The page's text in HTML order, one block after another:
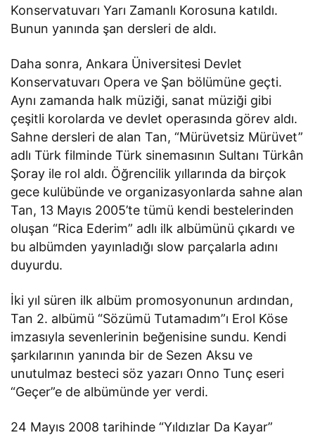
Konservatuvarı Yarı Zamanlı Korosuna katıldı.
Bunun yanında şan dersleri de aldı.
Daha sonra, Ankara Üniversitesi Devlet
Konservatuvarı Opera ve Şan bölümüne geçti.
Aynı zamanda halk müziği, sanat müziği gibi
çeşitli korolarda ve devlet operasında görev aldı.
Sahne dersleri de alan Tan, “Mürüvetsiz Mürüvet”
adlı Türk filminde Türk sinemasının Sultanı Türkân
Şoray ile rol aldı. Öğrencilik yıllarında da birçok
gece kulübünde ve organizasyonlarda sahne alan
Tan, 13 Mayıs 2005’te tümü kendi bestelerinden
oluşan “Rica Ederim” adlı ilk albümünü çıkardı ve
bu albümden yayınladığı slow parçalarla adını
duyurdu.
İki yıl süren ilk albüm promosyonunun ardından,
Tan 2. albümü “Sözümü Tutamadım”ı Erol Köse
imzasıyla sevenlerinin beğenisine sundu. Kendi
şarkılarının yanında bir de Sezen Aksu ve
unutulmaz besteci söz yazarı Onno Tunç eseri
“Geçer”e de albümünde yer verdi.
24 Mayıs 2008 tarihinde “Yıldızlar Da Kayar”